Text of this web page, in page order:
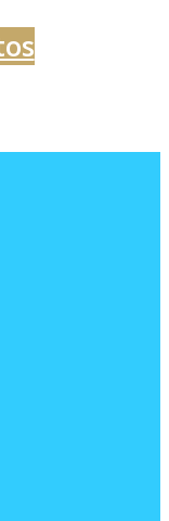
320,00 €
hasta